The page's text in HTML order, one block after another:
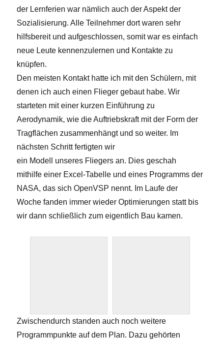
der Lernferien war nämlich auch der Aspekt der
Sozialisierung. Alle Teilnehmer dort waren sehr
hilfsbereit und aufgeschlossen, somit war es einfach
neue Leute kennenzulernen und Kontakte zu
knüpfen.
Den meisten Kontakt hatte ich mit den Schülern, mit
denen ich auch einen Flieger gebaut habe. Wir
starteten mit einer kurzen Einführung zu
Aerodynamik, wie die Auftriebskraft mit der Form der
Tragflächen zusammenhängt und so weiter. Im
nächsten Schritt fertigten wir
ein Modell unseres Fliegers an. Dies geschah
mithilfe einer Excel-Tabelle und eines Programms der
NASA, das sich OpenVSP nennt. Im Laufe der
Woche fanden immer wieder Optimierungen statt bis
wir dann schließlich zum eigentlich Bau kamen.
Zwischendurch standen auch noch weitere
Programmpunkte auf dem Plan. Dazu gehörten